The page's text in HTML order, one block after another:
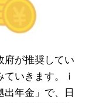
府が推奨してい
いきます。ｉ
出年金」で、日